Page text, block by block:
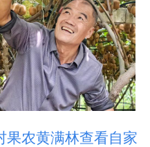
农黄满林查看自家